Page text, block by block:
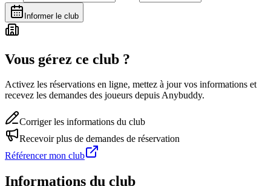
Informer le club
Vous gérez ce club ?
Activez les réservations en ligne, mettez à jour vos informations et
recevez les demandes des joueurs depuis Anybuddy.
Corriger les informations du club
Recevoir plus de demandes de réservation
Référencer mon club
Informations du club